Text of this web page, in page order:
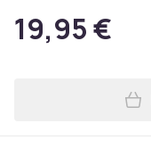
19,95 €